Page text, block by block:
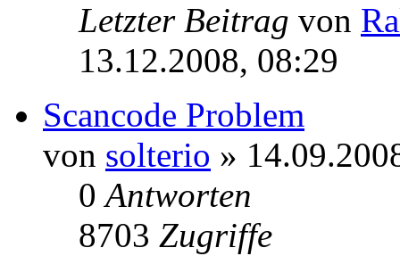
Letzter Beitrag von
13.12.2008, 08:29
Scancode Problem
von solterio »
0Antworten
8703 Zugriffe